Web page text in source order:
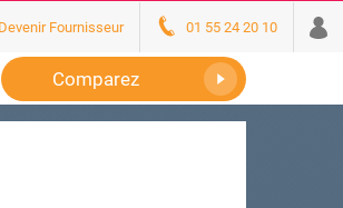
Devenir Fournisseur 01 55 24 20 10
Comparez